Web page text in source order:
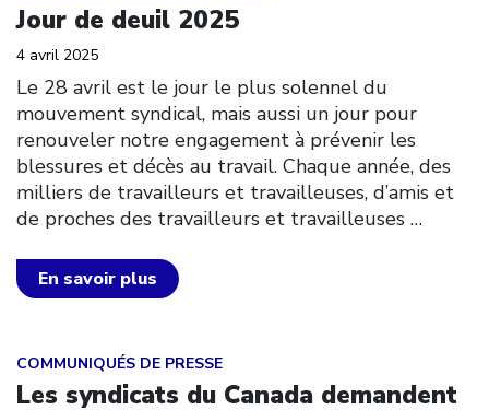
Jour de deuil 2025
4 avril 2025
Le 28 avril est le jour le plus solennel du
mouvement syndical, mais aussi un jour pour
renouveler notre engagement à prévenir les
blessures et décès au travail. Chaque année, des
milliers de travailleurs et travailleuses, d’amis et
de proches des travailleurs et travailleuses …
En savoir plus
COMMUNIQUÉS DE PRESSE
Les syndicats du Canada demandent
Click to open the link